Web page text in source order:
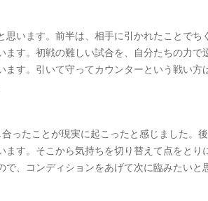
います。前半は、相手に引かれたことでち
す。初戦の難しい試合を、自分たちの力で
す。引いて守ってカウンターという戦い方
ったことが現実に起こったと感じました。
す。そこから気持ちを切り替えて点をとり
、コンディションをあげて次に臨みたいと